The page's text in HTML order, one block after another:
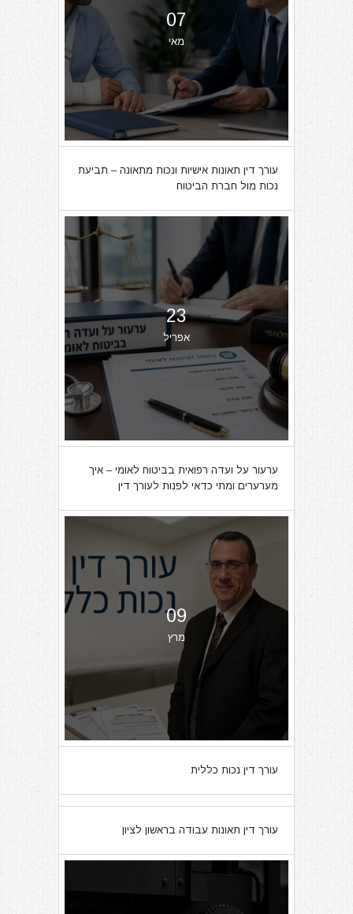
07
מאי
עורך דין תאונות אישיות ונכות מתאונה – תביעת
נכות מול חברת הביטוח
23
אפריל
ערעור על ועדה רפואית בביטוח לאומי – איך
מערערים ומתי כדאי לפנות לעורך דין
09
מרץ
עורך דין נכות כללית
07
מרץ
עורך דין תאונות עבודה בראשון לציון